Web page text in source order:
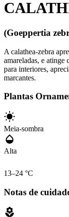
(Goeppertia
A calathea-zebra
amareladas, e atinge
para interiores,
marcantes.
Plantas
Meia-sombra
Alta
13–24 °C
Notas de